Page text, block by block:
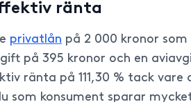
ränta
privatlån på 2 000 kronor
på 395 kronor och en
ränta på 111,30 % tack
som konsument sparar